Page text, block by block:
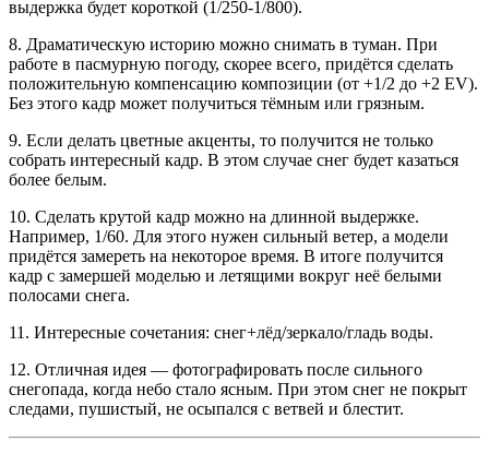
выдержка будет короткой (1/250-1/800).
8. Драматическую историю можно снимать в туман. При
работе в пасмурную погоду, скорее всего, придётся сделать
положительную компенсацию композиции (от +1/2 до +2 EV).
Без этого кадр может получиться тёмным или грязным.
9. Если делать цветные акценты, то получится не только
собрать интересный кадр. В этом случае снег будет казаться
более белым.
10. Сделать крутой кадр можно на длинной выдержке.
Например, 1/60. Для этого нужен сильный ветер, а модели
придётся замереть на некоторое время. В итоге получится
кадр с замершей моделью и летящими вокруг неё белыми
полосами снега.
11. Интересные сочетания: снег+лёд/зеркало/гладь воды.
12. Отличная идея — фотографировать после сильного
снегопада, когда небо стало ясным. При этом снег не покрыт
следами, пушистый, не осыпался с ветвей и блестит.